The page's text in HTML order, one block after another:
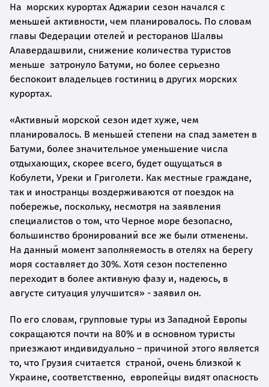
На морских курортах Аджарии сезон начался с
меньшей активности, чем планировалось. По словам
главы Федерации отелей и ресторанов Шалвы
Алавердашвили, снижение количества туристов
меньше затронуло Батуми, но более серьезно
беспокоит владельцев гостиниц в других морских
курортах.
«Активный морской сезон идет хуже, чем
планировалось. В меньшей степени на спад заметен в
Батуми, более значительное уменьшение числа
отдыхающих, скорее всего, будет ощущаться в
Кобулети, Уреки и Григолети. Как местные граждане,
так и иностранцы воздерживаются от поездок на
побережье, поскольку, несмотря на заявления
специалистов о том, что Черное море безопасно,
большинство бронирований все же были отменены.
На данный момент заполняемость в отелях на берегу
моря составляет до 30%. Хотя сезон постепенно
переходит в более активную фазу и, надеюсь, в
августе ситуация улучшится» - заявил он.
По его словам, групповые туры из Западной Европы
сокращаются почти на 80% и в основном туристы
приезжают индивидуально – причиной этого является
то, что Грузия считается страной, очень близкой к
Украине, соответственно, европейцы видят опасность